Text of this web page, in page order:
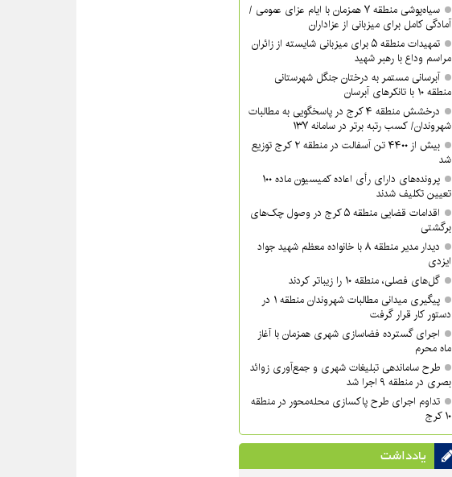
سیاه‌پوشی منطقه ۷ همزمان با ایام عزای عمومی /
آمادگی کامل برای میزبانی از عزاداران
تمهیدات منطقه ۵ برای میزبانی شایسته از زائران
مراسم وداع با رهبر شهید
آبرسانی مستمر به درختان جنگل شهرستانی
منطقه ۱۰ با تانکرهای آبرسان
درخشش منطقه ۴ کرج در پاسخگویی به مطالبات
شهروندان/ کسب رتبه برتر در سامانه ۱۳۷
بیش از ۴۴۰۰ تن آسفالت در منطقه ۲ کرج توزیع
شد
پرونده‌های دارای رأی اعاده کمیسیون ماده ۱۰۰
تعیین تکلیف شدند
اقدامات قضایی منطقه ۵ کرج در وصول چک‌های
برگشتی
دیدار مدیر منطقه ۸ با خانواده معظم شهید جواد
ایزدی
گل‌های فصلی، منطقه ۱۰ را زیباتر کردند
پیگیری میدانی مطالبات شهروندان منطقه ۱ در
دستور کار قرار گرفت
اجرای گسترده فضاسازی شهری همزمان با آغاز
ماه محرم
طرح ساماندهی تبلیغات شهری و جمع‌آوری زوائد
بصری در منطقه ۹ اجرا شد
تداوم اجرای طرح پاکسازی محله‌محور در منطقه
۱۰ کرج
یادداشت